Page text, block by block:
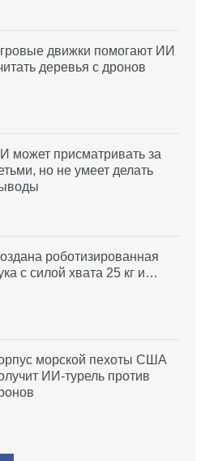
движки помогают ИИ
деревья с дронов
может присматривать за
но не умеет делать
роботизированная
с силой хвата 25 кг и…
морской пехоты США
ИИ-турель против